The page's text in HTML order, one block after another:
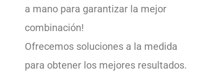
a mano para garantizar la mejor
combinación!
Ofrecemos soluciones a la medida
para obtener los mejores resultados.